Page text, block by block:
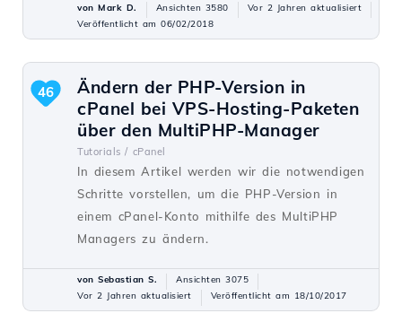
von Mark D. Ansichten 3580
Vor 2 Jahren aktualisiert
Veröffentlicht am 06/02/2018
Ändern der PHP-Version in
cPanel bei VPS-Hosting-Paketen
über den MultiPHP-Manager
Tutorials / cPanel
In diesem Artikel werden wir die notwendigen
Schritte vorstellen, um die PHP-Version in
einem cPanel-Konto mithilfe des MultiPHP
Managers zu ändern.
46
von Sebastian S.
Ansichten 3075
Vor 2 Jahren aktualisiert
Veröffentlicht am 18/10/2017